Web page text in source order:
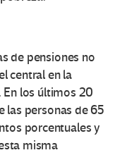
de pensiones no
central en la
En los últimos 20
las personas de 65
porcentuales y
misma